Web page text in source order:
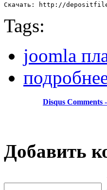
Скачать: http://
Tags:
joomla
Disqus Comments
Добавить